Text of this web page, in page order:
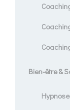
Bien-être &
Hypnose